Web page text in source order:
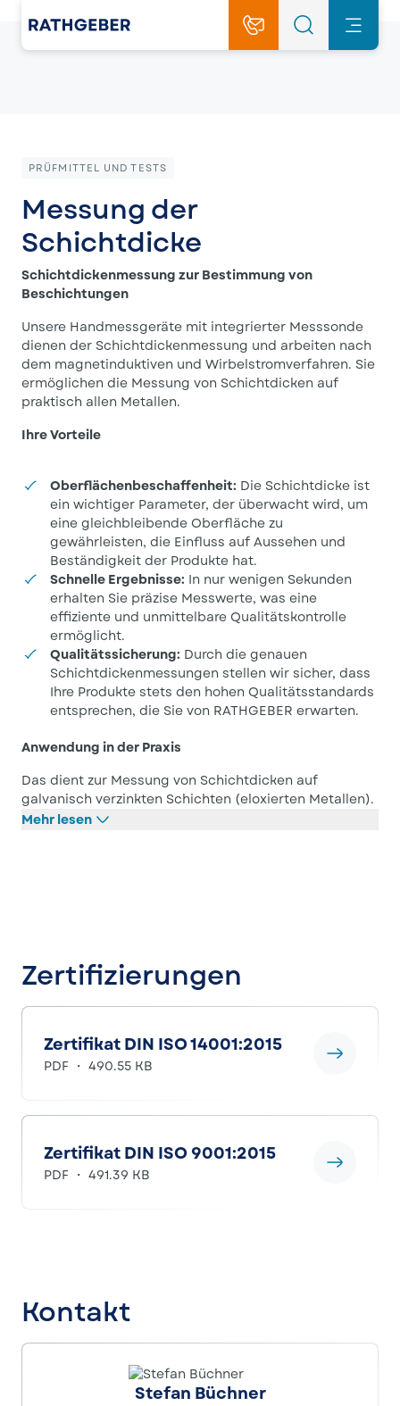
PRÜFMITTEL UND TESTS
Messung der
Schichtdicke
Schichtdickenmessung zur Bestimmung von
Beschichtungen
Unsere Handmessgeräte mit integrierter Messsonde
dienen der Schichtdickenmessung und arbeiten nach
dem magnetinduktiven und Wirbelstromverfahren. Sie
ermöglichen die Messung von Schichtdicken auf
praktisch allen Metallen.
Ihre Vorteile
Oberflächenbeschaffenheit: Die Schichtdicke ist
ein wichtiger Parameter, der überwacht wird, um
eine gleichbleibende Oberfläche zu
gewährleisten, die Einfluss auf Aussehen und
Beständigkeit der Produkte hat.
Schnelle Ergebnisse: In nur wenigen Sekunden
erhalten Sie präzise Messwerte, was eine
effiziente und unmittelbare Qualitätskontrolle
ermöglicht.
Qualitätssicherung: Durch die genauen
Schichtdickenmessungen stellen wir sicher, dass
Ihre Produkte stets den hohen Qualitätsstandards
entsprechen, die Sie von RATHGEBER erwarten.
Anwendung in der Praxis
Das dient zur Messung von Schichtdicken auf
galvanisch verzinkten Schichten (eloxierten Metallen).
Mehr lesen
Zertifizierungen
Zertifikat DIN ISO 14001:2015
PDF ・ 490.55 KB
Zertifikat DIN ISO 9001:2015
PDF ・ 491.39 KB
Kontakt
Stefan Büchner